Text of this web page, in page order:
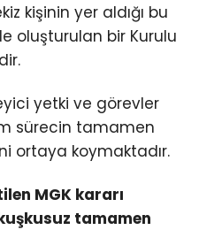
kişinin yer aldığı bu
oluşturulan bir Kurulu
yetki ve görevler
sürecin tamamen
ortaya koymaktadır.
MGK kararı
tamamen